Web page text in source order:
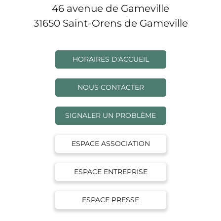
46 avenue de Gameville
31650 Saint-Orens de Gameville
HORAIRES D'ACCUEIL
NOUS CONTACTER
SIGNALER UN PROBLÈME
ESPACE ASSOCIATION
ESPACE ENTREPRISE
ESPACE PRESSE